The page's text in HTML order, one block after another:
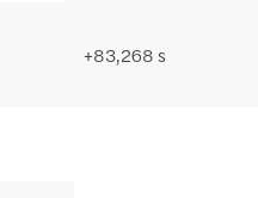
+83,268 s